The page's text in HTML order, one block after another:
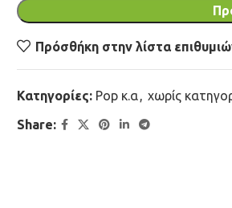
Πρόσθήκη στην λίστα
Κατηγορίες: Pop κ.α, χωρίς
Share: